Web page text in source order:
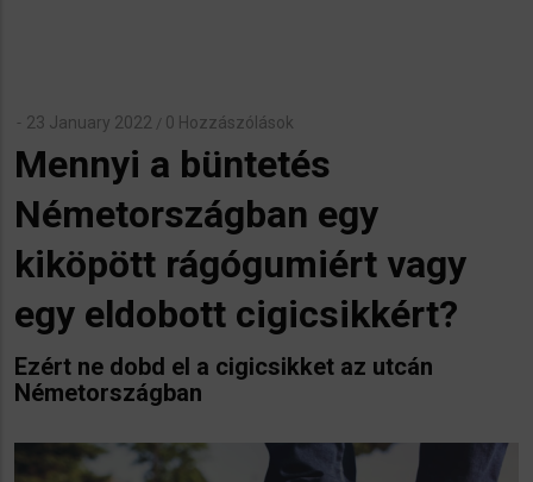
23 January 2022 / 0 Hozzászólások
Mennyi a büntetés
Németországban egy
kiköpött rágógumiért vagy
egy eldobott cigicsikkért?
Ezért ne dobd el a cigicsikket az utcán
Németországban